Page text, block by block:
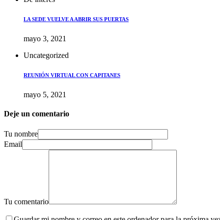
LA SEDE VUELVE A ABRIR SUS PUERTAS
mayo 3, 2021
Uncategorized
REUNIÓN VIRTUAL CON CAPITANES
mayo 5, 2021
Deje un comentario
Tu nombre
Email
Tu comentario